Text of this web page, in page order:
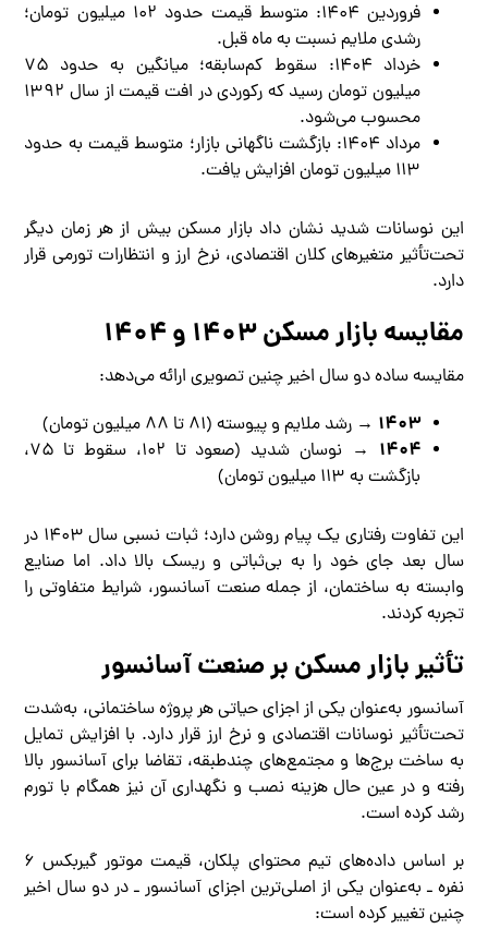
فروردین ۱۴۰۴: متوسط قیمت حدود ۱۰۲ میلیون تومان؛
رشدی ملایم نسبت به ماه قبل.
خرداد ۱۴۰۴: سقوط کم‌سابقه؛ میانگین به حدود ۷۵
میلیون تومان رسید که رکوردی در افت قیمت از سال ۱۳۹۲
محسوب می‌شود.
مرداد ۱۴۰۴: بازگشت ناگهانی بازار؛ متوسط قیمت به حدود
۱۱۳ میلیون تومان افزایش یافت.
این نوسانات شدید نشان داد بازار مسکن بیش از هر زمان دیگر
تحت‌تأثیر متغیرهای کلان اقتصادی، نرخ ارز و انتظارات تورمی قرار
دارد.
مقایسه بازار مسکن ۱۴۰۳ و ۱۴۰۴
مقایسه ساده دو سال اخیر چنین تصویری ارائه می‌دهد:
۱۴۰۳ → رشد ملایم و پیوسته (۸۱ تا ۸۸ میلیون تومان)
۱۴۰۴
→ نوسان شدید (صعود تا ۱۰۲، سقوط تا ۷۵،
بازگشت به ۱۱۳ میلیون تومان)
این تفاوت رفتاری یک پیام روشن دارد؛ ثبات نسبی سال ۱۴۰۳ در
سال بعد جای خود را به بی‌ثباتی و ریسک بالا داد. اما صنایع
وابسته به ساختمان، از جمله صنعت آسانسور، شرایط متفاوتی را
تجربه کردند.
تأثیر بازار مسکن بر صنعت آسانسور
آسانسور به‌عنوان یکی از اجزای حیاتی هر پروژه ساختمانی، به‌شدت
تحت‌تأثیر نوسانات اقتصادی و نرخ ارز قرار دارد. با افزایش تمایل
به ساخت برج‌ها و مجتمع‌های چندطبقه، تقاضا برای آسانسور بالا
رفته و در عین حال هزینه نصب و نگهداری آن نیز همگام با تورم
رشد کرده است.
بر اساس داده‌های تیم محتوای پلکان، قیمت موتور گیربکس ۶
نفره ـ به‌عنوان یکی از اصلی‌ترین اجزای آسانسور ـ در دو سال اخیر
چنین تغییر کرده است: